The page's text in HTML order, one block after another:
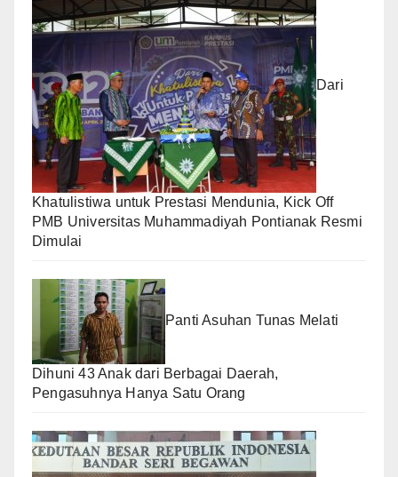
Dari
Khatulistiwa untuk Prestasi Mendunia, Kick Off
PMB Universitas Muhammadiyah Pontianak Resmi
Dimulai
Panti Asuhan Tunas Melati
Dihuni 43 Anak dari Berbagai Daerah,
Pengasuhnya Hanya Satu Orang